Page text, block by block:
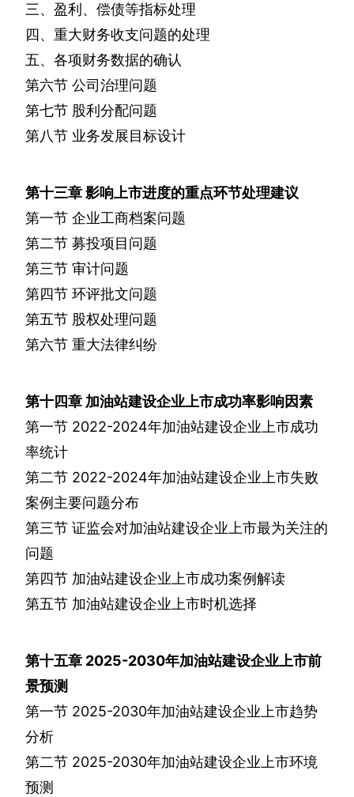
三、盈利、偿债等指标处理
四、重大财务收支问题的处理
五、各项财务数据的确认
第六节 公司治理问题
第七节 股利分配问题
第八节 业务发展目标设计
第十三章影响上市进度的重点环节处理建议
第一节 企业工商档案问题
第二节 募投项目问题
第三节 审计问题
第四节 环评批文问题
第五节 股权处理问题
第六节 重大法律纠纷
第十四章 加油站建设企业上市成功率影响因素
第一节 2022-2024年加油站建设企业上市成功
率统计
第二节 2022-2024年加油站建设企业上市失败
案例主要问题分布
第三节 证监会对加油站建设企业上市最为关注的
问题
第四节 加油站建设企业上市成功案例解读
第五节 加油站建设企业上市时机选择
第十五章 2025-2030年加油站建设企业上市前
景预测
第一节 2025-2030年加油站建设企业上市趋势
分析
第二节 2025-2030年加油站建设企业上市环境
预测